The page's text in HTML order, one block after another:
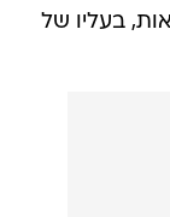
בעליו של